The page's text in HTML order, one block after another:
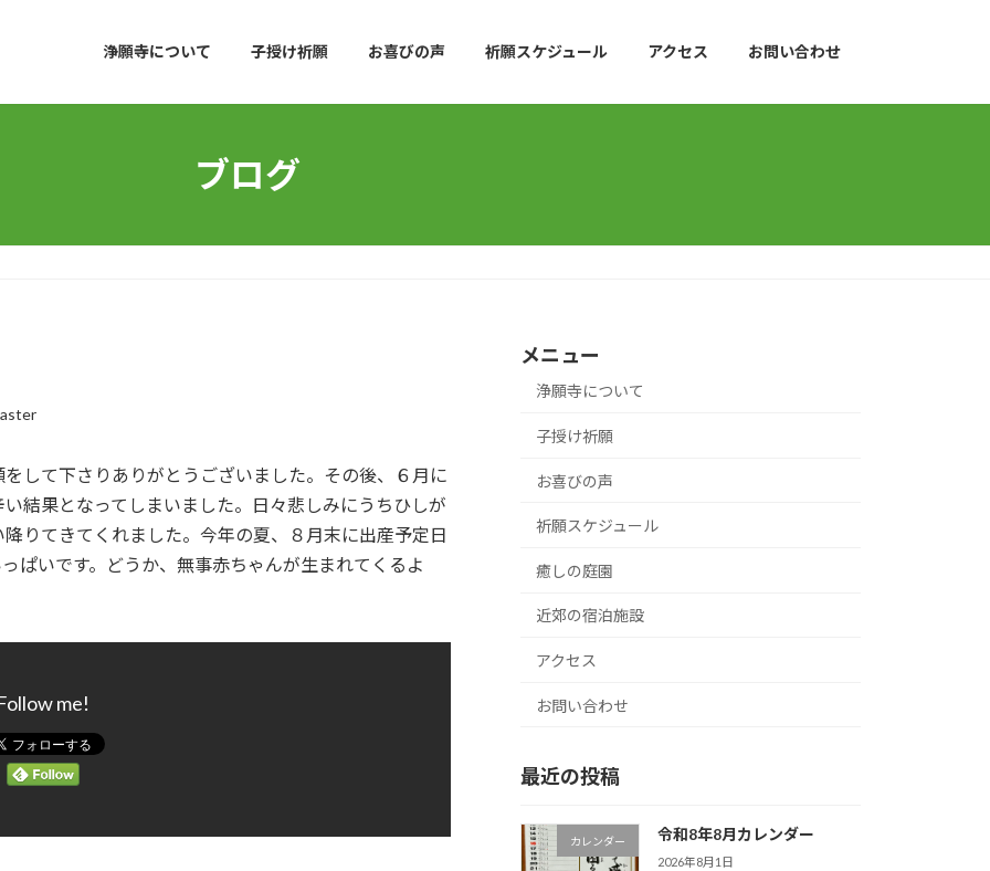
浄願寺について 子授け祈願 お喜びの声 祈願スケジュール アクセス お問い合わせ
ブログ
して下さりありがとうございました。その後、６月に
結果となってしまいました。日々悲しみにうちひしが
りてきてくれました。今年の夏、８月末に出産予定日
ぱいです。どうか、無事赤ちゃんが生まれてくるよ
me!
メニュー
浄願寺について
子授け祈願
お喜びの声
祈願スケジュール
癒しの庭園
近郊の宿泊施設
アクセス
お問い合わせ
最近の投稿
カレンダー 令和8年8月カレンダー
2026年8月1日